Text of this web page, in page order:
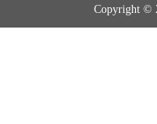
Copyright ©